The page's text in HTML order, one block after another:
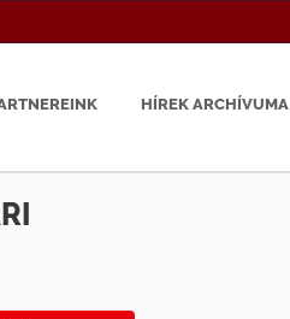
HÍREK ARCHÍVUMA